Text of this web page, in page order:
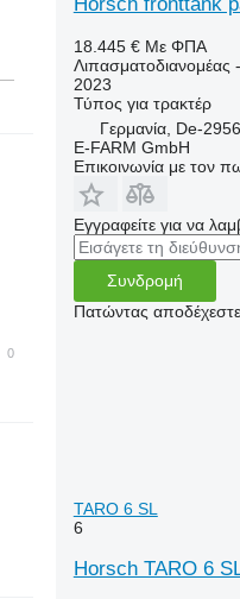
18.445 € Με ΦΠΑ
2023
Τύπος για τρακτέρ
Γερμανία, De-
E-FARM GmbH
Επικοινωνία με τον
Εγγραφείτε για να
Συνδρομή
Πατώντας
TARO 6 SL
6
Horsch TARO 6